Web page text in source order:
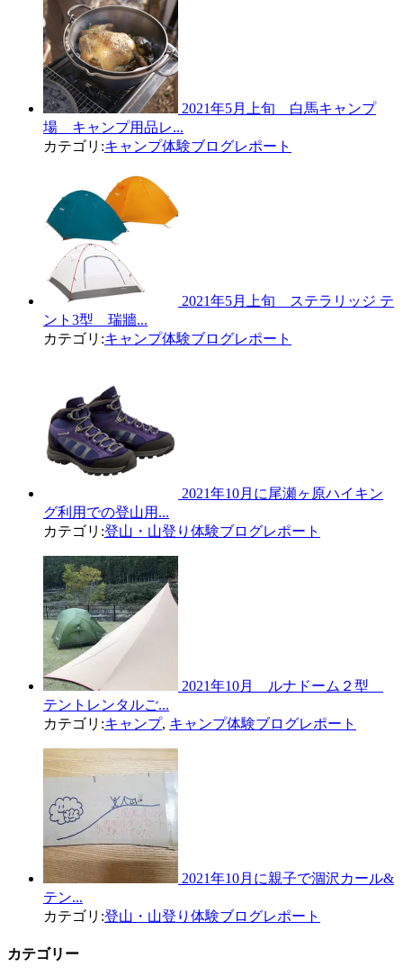
2021年5月上旬 白馬キャンプ
場 キャンプ用品レ...
カテゴリ:キャンプ体験ブログレポート
2021年5月上旬 ステラリッジ テ
ント3型 瑞牆...
カテゴリ:キャンプ体験ブログレポート
2021年10月に尾瀬ヶ原ハイキン
グ利用での登山用...
カテゴリ:登山・山登り体験ブログレポート
2021年10月 ルナドーム２型
テントレンタルご...
カテゴリ:キャンプ, キャンプ体験ブログレポート
2021年10月に親子で涸沢カール&
テン...
カテゴリ:登山・山登り体験ブログレポート
カテゴリー